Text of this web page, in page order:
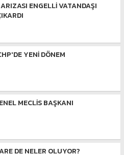
ENGELLİ VATANDAŞI
YENİ DÖNEM
MECLİS BAŞKANI
DE NELER OLUYOR?